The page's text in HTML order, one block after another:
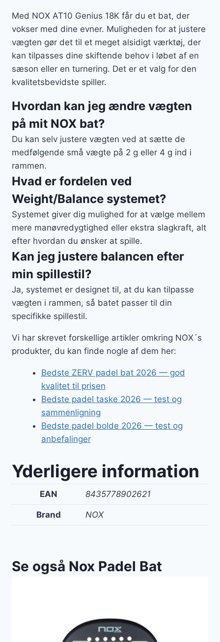
Med NOX AT10 Genius 18K får du et bat, der
vokser med dine evner. Muligheden for at justere
vægten gør det til et meget alsidigt værktøj, der
kan tilpasses dine skiftende behov i løbet af en
sæson eller en turnering. Det er et valg for den
kvalitetsbevidste spiller.
Hvordan kan jeg ændre vægten
på mit NOX bat?
Du kan selv justere vægten ved at sætte de
medfølgende små vægte på 2 g eller 4 g ind i
rammen.
Hvad er fordelen ved
Weight/Balance systemet?
Systemet giver dig mulighed for at vælge mellem
mere manøvredygtighed eller ekstra slagkraft, alt
efter hvordan du ønsker at spille.
Kan jeg justere balancen efter
min spillestil?
Ja, systemet er designet til, at du kan tilpasse
vægten i rammen, så batet passer til din
specifikke spillestil.
Vi har skrevet forskellige artikler omkring NOX´s
produkter, du kan finde nogle af dem her:
Bedste ZERV padel bat 2026 — god
kvalitet til prisen
Bedste padel taske 2026 — test og
sammenligning
Bedste padel bolde 2026 — test og
anbefalinger
Yderligere information
EAN 8435778902621
Brand NOX
Se også Nox Padel Bat